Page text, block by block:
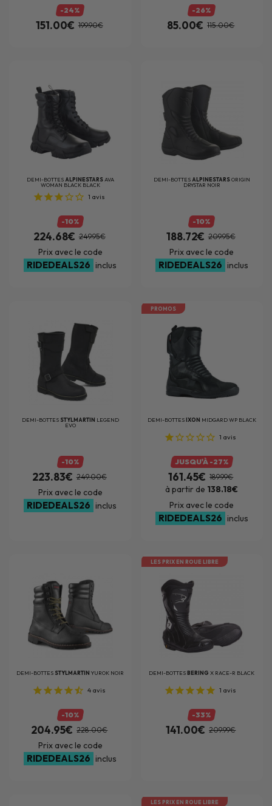
-24%
151.00€ 199.90€
-26%
85.00€ 115.00€
DEMI-BOTTES ALPINESTARS AVA
WOMAN BLACK BLACK
1 avis
-10%
224.68€ 249.95€
Prix avec le code
RIDEDEALS26 inclus
DEMI-BOTTES ALPINESTARSORIGIN
DRYSTAR NOIR
-10%
188.72€ 209.95€
Prix avec le code
RIDEDEALS26 inclus
DEMI-BOTTES STYLMARTIN LEGEND
EVO
-10%
223.83€ 249.00€
Prix avec le code
RIDEDEALS26 inclus
PROMOS
DEMI-BOTTESIXON MIDGARD WP BLACK
1 avis
JUSQU'À -27%
161.45€ 189.99€
à partir de 138.18€
Prix avec le code
RIDEDEALS26 inclus
DEMI-BOTTES STYLMARTINYUROK NOIR
4avis
-10%
204.95€ 228.00€
Prix avec le code
RIDEDEALS26 inclus
LES PRIX EN ROUE LIBRE
DEMI-BOTTESBERINGX RACE-R BLACK
1 avis
-33%
141.00€ 209.99€
LES PRIX EN ROUE LIBRE